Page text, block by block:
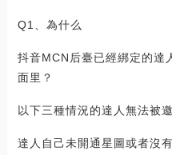
Q1、為什么
抖音MCN后臺已經綁定的達
面里？
以下三種情況的達人無法被
達人自己未開通星圖或者沒